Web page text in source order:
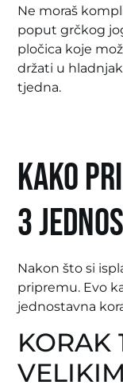
Ne moraš
poput grčkog
pločica koje
držati u
tjedna.
Kako
3
Nakon što si
pripremu. Evo
jednostavna
KORAK